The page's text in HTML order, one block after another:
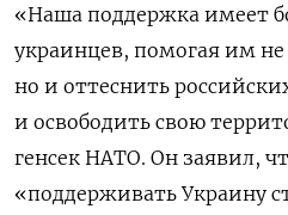
«Наша поддержка имеет
украинцев, помогая им
но и оттеснить
и освободить свою
генсек НАТО. Он заявил,
«поддерживать Украину